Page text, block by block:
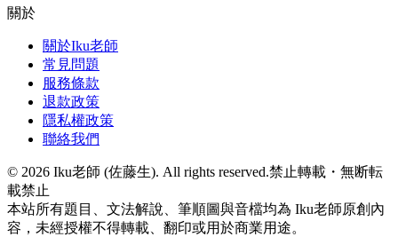
關於
關於Iku老師
常見問題
服務條款
退款政策
隱私權政策
聯絡我們
© 2026 Iku老師 (佐藤生). All rights reserved.禁止轉載・無断転
載禁止
本站所有題目、文法解說、筆順圖與音檔均為 Iku老師原創內
容，未經授權不得轉載、翻印或用於商業用途。